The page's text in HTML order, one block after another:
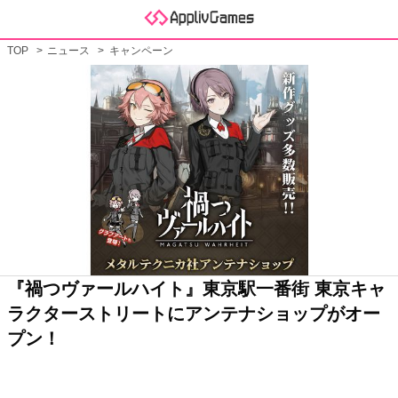
TOP ニュース キャンペーン
『禍つヴァールハイト』東京駅一番街 東京キャ
ラクターストリートにアンテナショップがオー
プン！